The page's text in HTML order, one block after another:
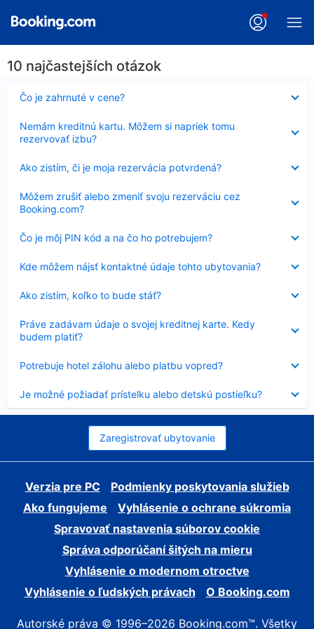
10 najčastejších otázok
Čo je zahrnuté v cene?
Nezobrazuje
sa
Nemám kreditnú kartu. Môžem si napriek tomu
rezervovať izbu?
sa
Ako zistím, či je moja rezervácia potvrdená?
sa
Môžem zrušiť alebo zmeniť svoju rezerváciu cez
Booking.com?
sa
Čo je môj PIN kód a na čo ho potrebujem?
Nezobrazuje
sa
Kde môžem nájsť kontaktné údaje tohto ubytovania?
sa
Ako zistím, koľko to bude stáť?
sa
Práve zadávam údaje o svojej kreditnej karte. Kedy
budem platiť?
sa
Potrebuje hotel zálohu alebo platbu vopred?
sa
Je možné požiadať prístelku alebo detskú postieľku?
sa
Zaregistrovať ubytovanie
Verzia pre PC
Podmienky poskytovania služieb
Ako fungujeme
Vyhlásenie o ochrane súkromia
Spravovať nastavenia súborov cookie
Správa odporúčaní šitých na mieru
Vyhlásenie o modernom otroctve
Vyhlásenie o ľudských právach
O Booking.com
Autorské práva © 1996–2026 Booking.com™. Všetky